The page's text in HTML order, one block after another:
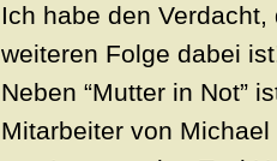
Ich habe den
weiteren Folge dabei
Neben “Mutter in Not”
Mitarbeiter von